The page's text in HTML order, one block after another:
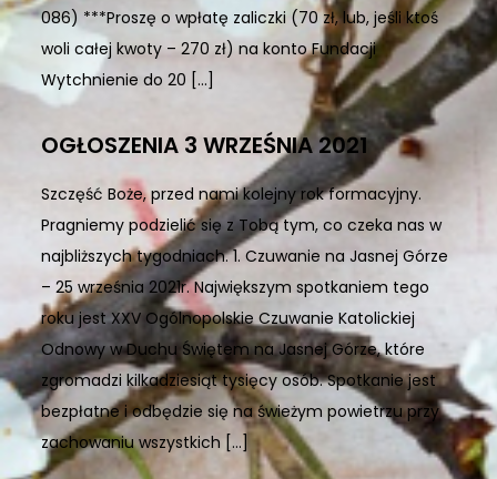
086) ***Proszę o wpłatę zaliczki (70 zł, lub, jeśli ktoś
woli całej kwoty – 270 zł) na konto Fundacji
Wytchnienie do 20 […]
OGŁOSZENIA 3 WRZEŚNIA 2021
Szczęść Boże, przed nami kolejny rok formacyjny.
Pragniemy podzielić się z Tobą tym, co czeka nas w
najbliższych tygodniach. 1. Czuwanie na Jasnej Górze
– 25 września 2021r. Największym spotkaniem tego
roku jest XXV Ogólnopolskie Czuwanie Katolickiej
Odnowy w Duchu Świętem na Jasnej Górze, które
zgromadzi kilkadziesiąt tysięcy osób. Spotkanie jest
bezpłatne i odbędzie się na świeżym powietrzu przy
zachowaniu wszystkich […]